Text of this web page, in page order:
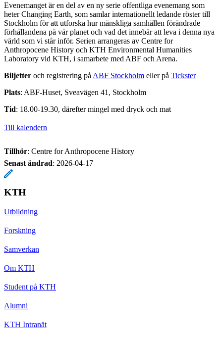
Evenemanget är en del av en ny serie offentliga evenemang som
heter Changing Earth, som samlar internationellt ledande röster till
Stockholm för att utforska hur mänskliga samhällen förändrade
förhållandena på vår planet och vad det innebär att leva i denna nya
värld som vi står inför. Serien arrangeras av Centre for
Anthropocene History och KTH Environmental Humanities
Laboratory vid KTH, i samarbete med ABF och Arena.
Biljetter och registrering på ABF Stockholm eller på Tickster
Plats: ABF-Huset, Sveavägen 41, Stockholm
Tid: 18.00-19.30, därefter mingel med dryck och mat
Till kalendern
Tillhör: Centre for Anthropocene History
Senast ändrad: 2026-04-17
KTH
Utbildning
Forskning
Samverkan
Om KTH
Student på KTH
Alumni
KTH Intranät